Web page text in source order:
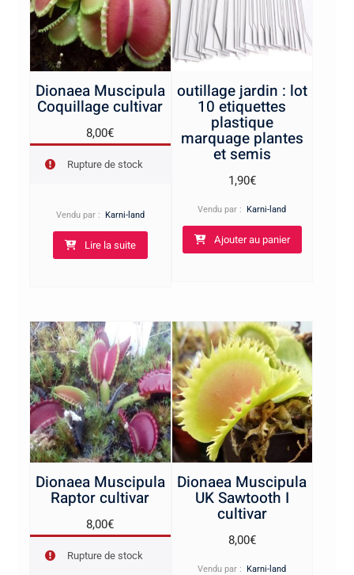
Dionaea Muscipula
Coquillage cultivar
8,00€
Rupture de stock
Vendu par : Karni-land
Lire la suite
outillage jardin : lot
10 etiquettes
plastique
marquage plantes
et semis
1,90€
Vendu par :Karni-land
Ajouter au panier
Dionaea Muscipula
Raptor cultivar
8,00€
Rupture de stock
Dionaea Muscipula
UK Sawtooth I
cultivar
8,00€
Vendu par :Karni-land